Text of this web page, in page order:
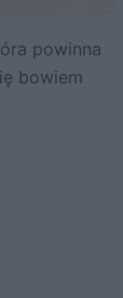
bowiem